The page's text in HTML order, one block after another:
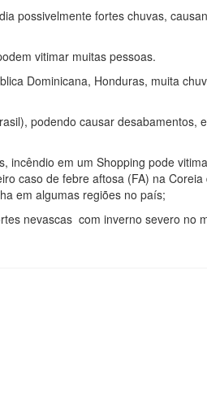
possivelmente fortes chuvas,
vitimar muitas pessoas.
Dominicana, Honduras, muita
podendo causar desabamentos,
incêndio em um Shopping pode
caso de febre aftosa (FA) na
em algumas regiões no país;
nevascas com inverno severo no